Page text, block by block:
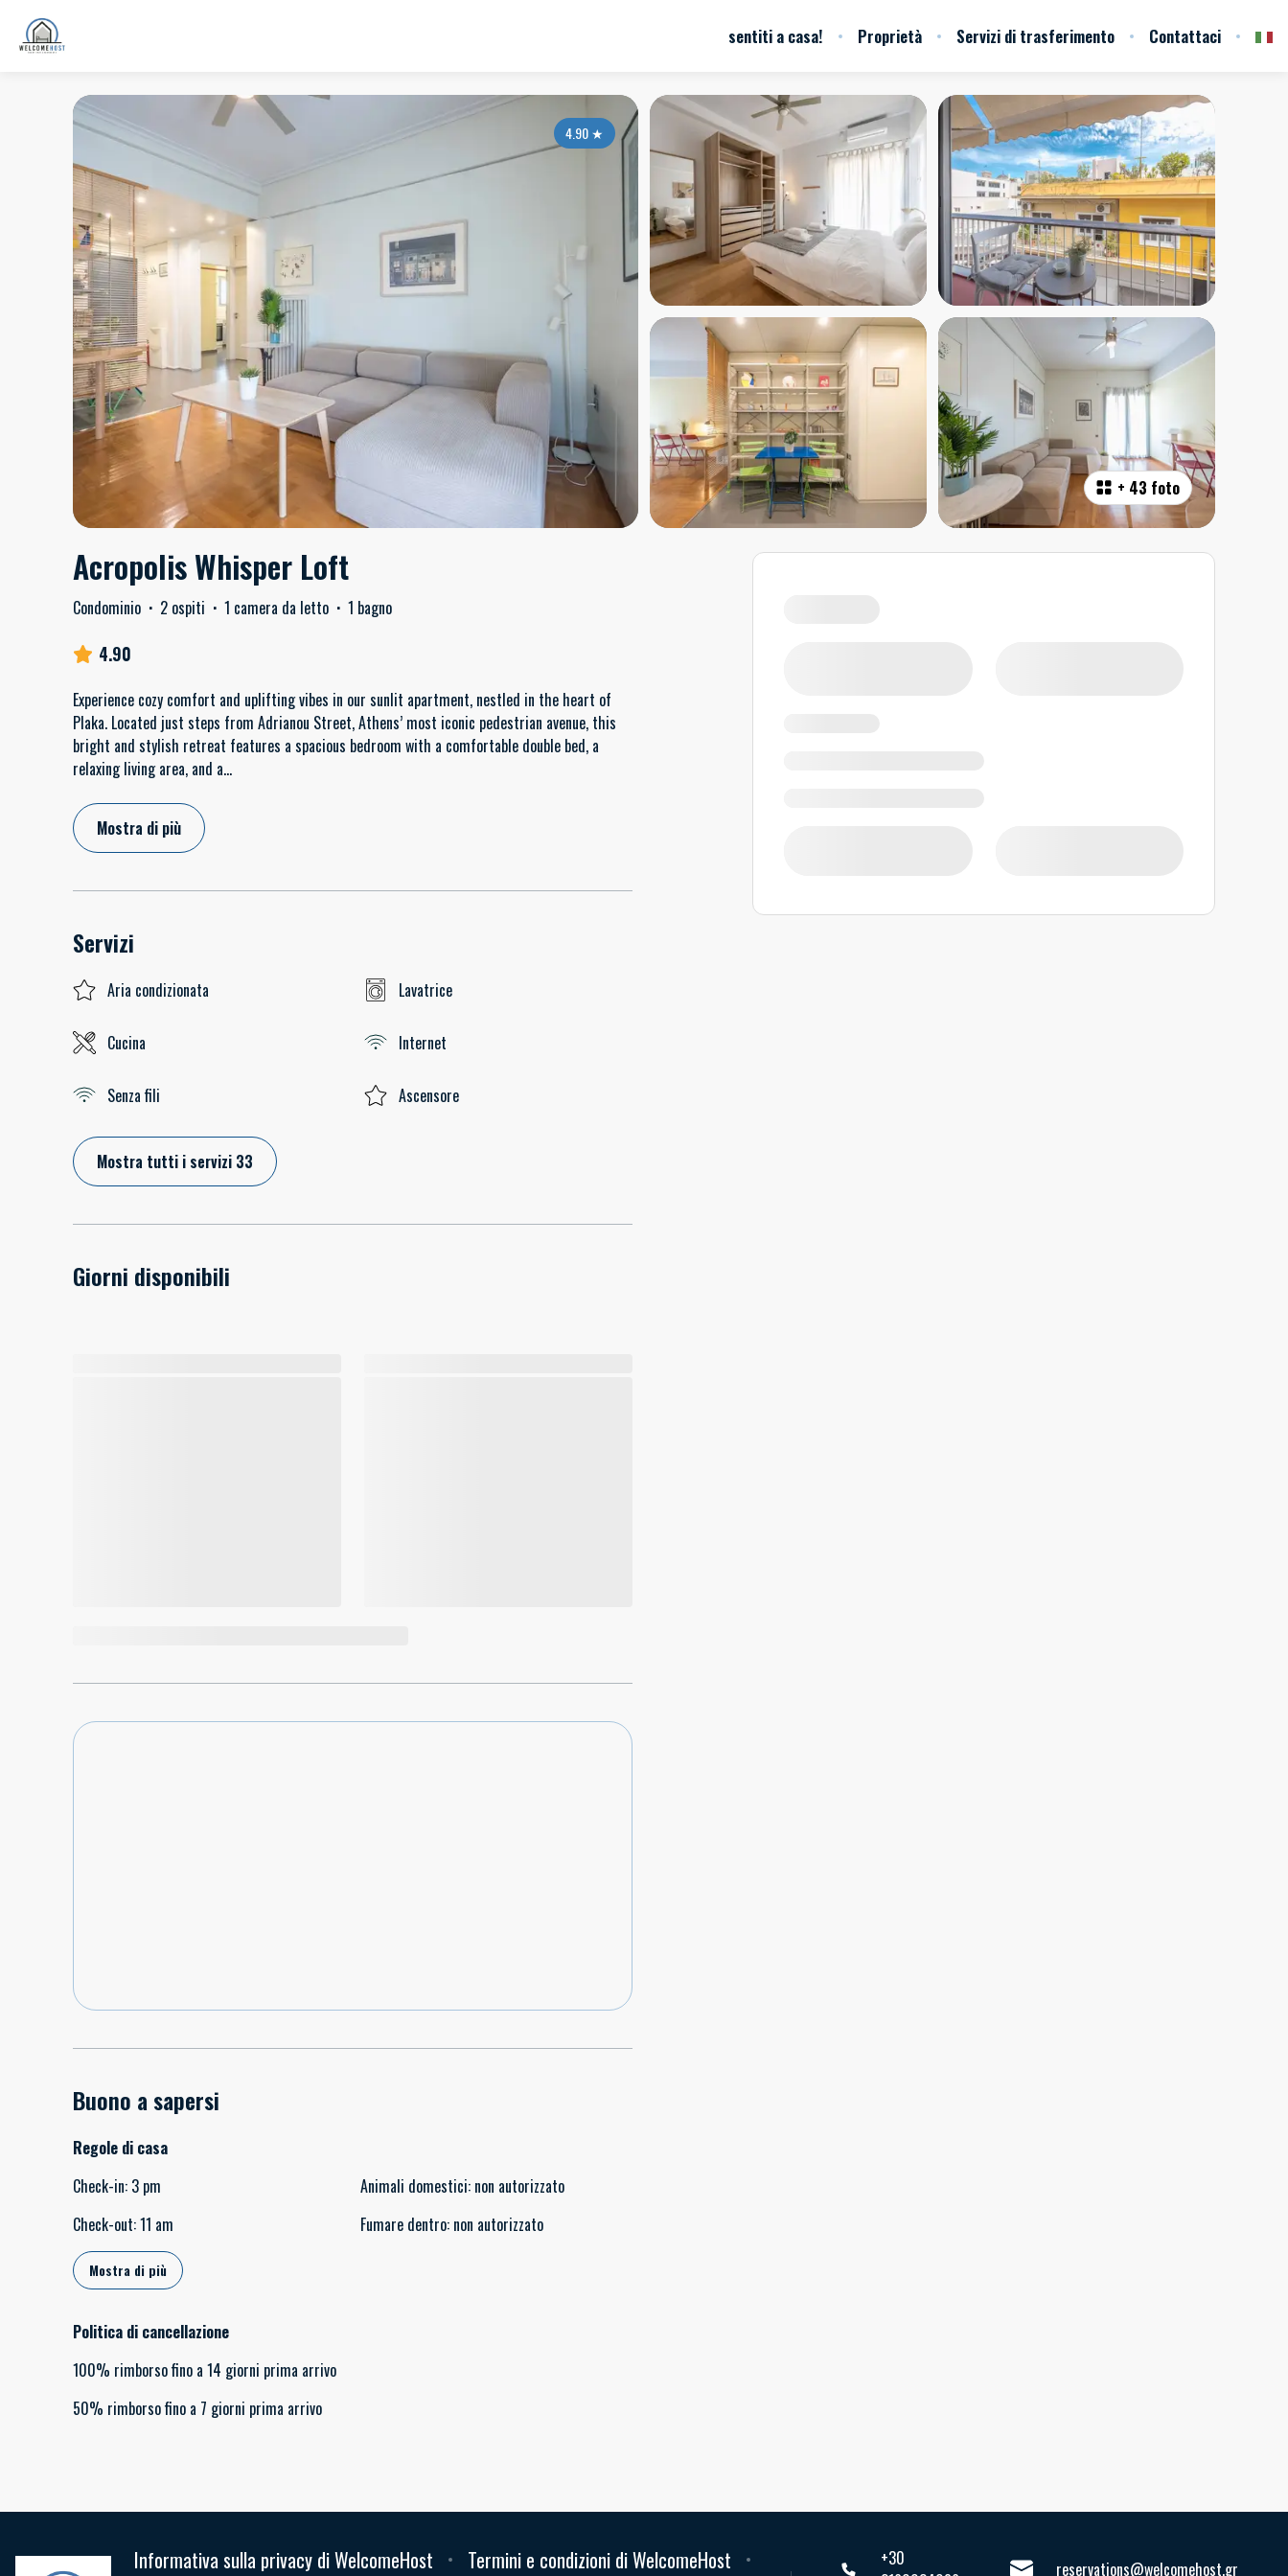
sentiti a casa! Proprietà Servizi di trasferimento Contattaci
+ 43 foto
4.90★
Acropolis Whisper Loft
Condominio · 2 ospiti · 1 camera da letto · 1 bagno
4.90
Experience cozy comfort and uplifting vibes in our sunlit apartment, nestled in the heart of
Plaka. Located just steps from Adrianou Street, Athens’ most iconic pedestrian avenue, this
bright and stylish retreat features a spacious bedroom with a comfortable double bed, a
relaxing living area, and a...
Mostra di più
Servizi
Aria condizionata Lavatrice
Cucina Internet
Senza fili Ascensore
Mostra tutti i servizi 33
Giorni disponibili
Buono a sapersi
Regole di casa
Check-in: 3 pm
Check-out:11 am
Animali domestici: non autorizzato
Fumare dentro: non autorizzato
Mostra di più
Politica di cancellazione
100% rimborsofino a 14 giorni prima arrivo
50% rimborsofino a 7 giorni prima arrivo
Informativa sulla privacy di WelcomeHost Termini e condizioni di WelcomeHost
+30
reservations@welcomehost.gr